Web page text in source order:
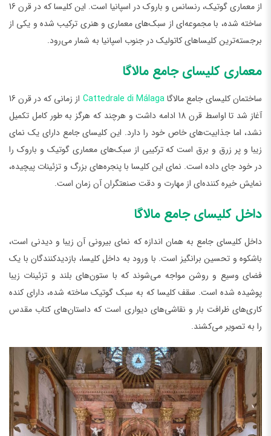
از معماری گوتیک، رنسانس و باروک در اسپانیا است. این کلیسا که در قرن 16
ساخته شده، با مجموعه‌ای از سبک‌های معماری و هنری ترکیب شده و یکی از
برجسته‌ترین کلیساهای کاتولیک در جنوب اسپانیا به شمار می‌رود.
معماری کلیسای جامع مالاگا
ساختمان کلیسای جامع مالاگاCattedrale di Málaga
از زمانی که در قرن 16
آغاز شد تا اواسط قرن 18 ادامه داشت و هرچند که هرگز به طور کامل تکمیل
نشد، اما جذابیت‌های خاص خود را دارد. این کلیسای جامع دارای یک نمای
زیبا و پر زرق و برق است که ترکیبی از سبک‌های معماری گوتیک و باروک را
در خود جای داده است. نمای این کلیسا با پنجره‌های بزرگ و تزئینات پیچیده،
نمایش خیره کننده‌ای از مهارت و دقت صنعتگران آن زمان است.
داخل کلیسای جامع مالاگا
داخل کلیسای جامع به همان اندازه که نمای بیرونی آن زیبا و دیدنی است،
باشکوه و تحسین برانگیز است. با ورود به داخل کلیسا، بازدیدکنندگان با یک
فضای وسیع و روشن مواجه می‌شوند که با ستون‌های بلند و تزئینات زیبا
پوشیده شده است. سقف کلیسا که به سبک گوتیک ساخته شده، دارای کنده
کاری‌های ظرافت‌ بار و نقاشی‌های دیواری است که داستان‌های کتاب مقدس
را به تصویر می‌کشند.